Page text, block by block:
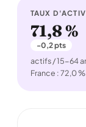
TAUX
71,8 %
-0,2 pts
actifs / 15-64
France : 72,0 %